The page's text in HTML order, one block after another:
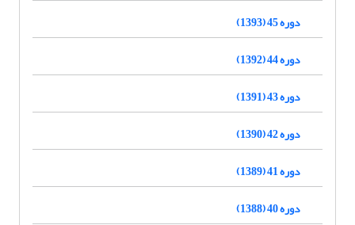
دوره 45 (1393)
دوره 44 (1392)
دوره 43 (1391)
دوره 42 (1390)
دوره 41 (1389)
دوره 40 (1388)